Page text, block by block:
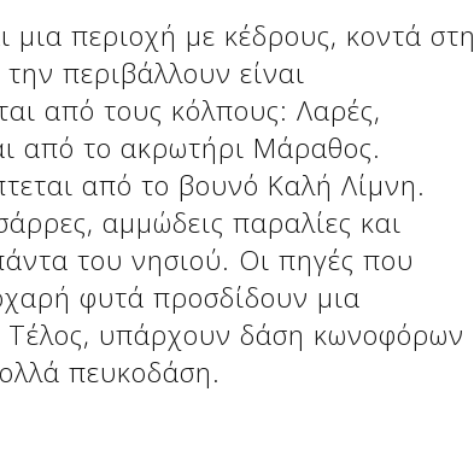
περιοχή με κέδρους, κοντά στη
περιβάλλουν είναι
από τους κόλπους: Λαρές,
από το ακρωτήρι Μάραθος.
από το βουνό Καλή Λίμνη.
αμμώδεις παραλίες και
του νησιού. Οι πηγές που
φυτά προσδίδουν μια
Τέλος, υπάρχουν δάση κωνοφόρων
πευκοδάση.